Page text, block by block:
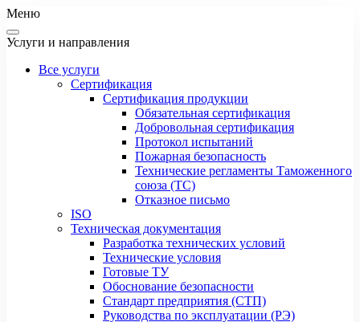
Меню
Услуги и направления
Все услуги
Сертификация
Сертификация продукции
Обязательная сертификация
Добровольная сертификация
Протокол испытаний
Пожарная безопасность
Технические регламенты Таможенного
союза (ТС)
Отказное письмо
ISO
Техническая документация
Разработка технических условий
Технические условия
Готовые ТУ
Обоснование безопасности
Стандарт предприятия (СТП)
Руководства по эксплуатации (РЭ)